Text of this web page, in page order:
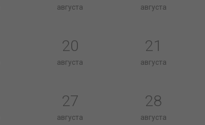
августа августа
20
августа
21
августа
27
августа
28
августа